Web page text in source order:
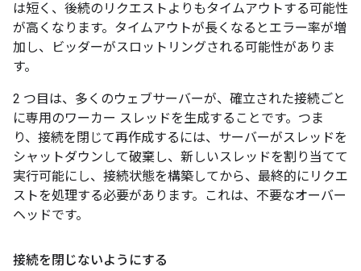
は短く、後続のリクエストよりもタイムアウトする可能性
が高くなります。タイムアウトが長くなるとエラー率が増
加し、ビッダーがスロットリングされる可能性がありま
す。
2 つ目は、多くのウェブサーバーが、確立された接続ごと
に専用のワーカー スレッドを生成することです。つま
り、接続を閉じて再作成するには、サーバーがスレッドを
シャットダウンして破棄し、新しいスレッドを割り当てて
実行可能にし、接続状態を構築してから、最終的にリクエ
ストを処理する必要があります。これは、不要なオーバー
ヘッドです。
接続を閉じないようにする